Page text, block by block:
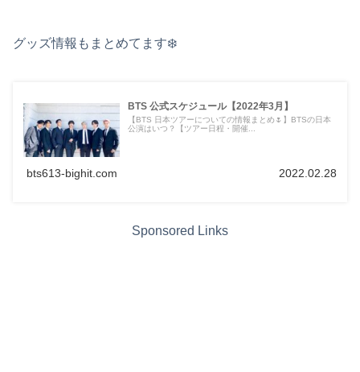
グッズ情報もまとめてます❄️
BTS 公式スケジュール【2022年3月】
【BTS 日本ツアーについての情報まとめ🌷】BTSの日本
公演はいつ？【ツアー日程・開催...
bts613-bighit.com 2022.02.28
Sponsored Links